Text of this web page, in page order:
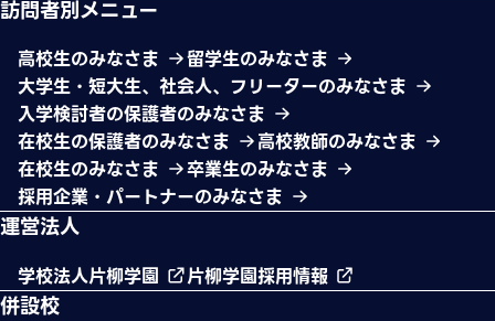
訪問者別メニュー
高校生のみなさま
留学生のみなさま
大学生・短大生、社会人、フリーターのみなさま
入学検討者の保護者のみなさま
在校生の保護者のみなさま
高校教師のみなさま
在校生のみなさま
卒業生のみなさま
採用企業・パートナーのみなさま
運営法人
学校法人片柳学園 片柳学園採用情報
併設校